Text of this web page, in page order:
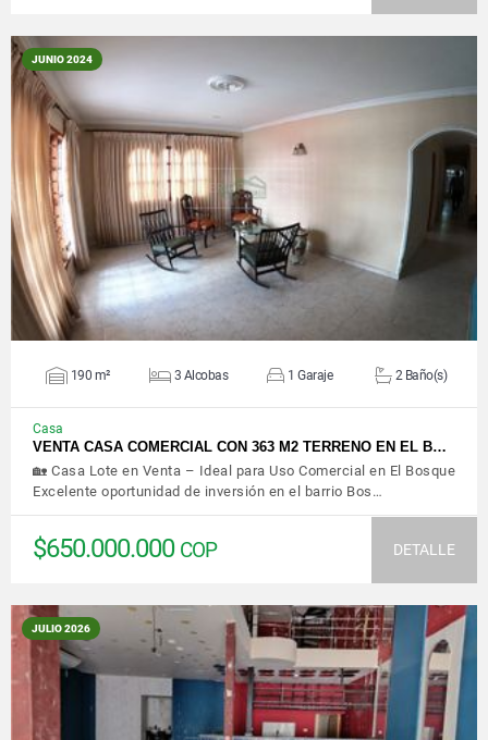
JUNIO 2024
VER DETALLES
190 m² 3 Alcobas 1 Garaje 2 Baño(s)
Casa
VENTA CASA COMERCIAL CON 363 M2 TERRENO EN EL B…
🏡 Casa Lote en Venta – Ideal para Uso Comercial en El Bosque
Excelente oportunidad de inversión en el barrio Bos…
$650.000.000 COP DETALLE
JULIO 2026